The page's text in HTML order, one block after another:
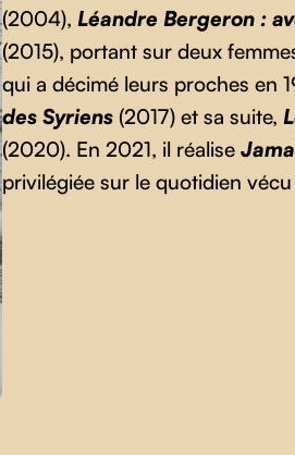
(2004), Léandre Bergeron :
(2015), portant sur deux
qui a décimé leurs proches en
des Syriens(2017) et sa suite,
(2020). En 2021, il réalise
privilégiée sur le quotidien